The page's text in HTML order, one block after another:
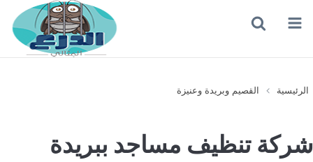
القائمة
الرئيسية القصيم وبريدة وعنيزة
شركة تنظيف مساجد ببريدة